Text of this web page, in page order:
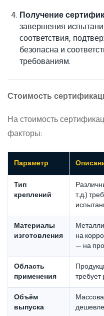
Получение
завершения
соответствия,
безопасна и
требованиям.
Стоимость
На стоимость
факторы:
Параметр
Тип
креплений
т.д.)
Материалы
изготовления
на
— на
Область
применения
Объём
выпуска